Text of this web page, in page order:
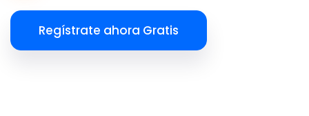
Regístrate ahora Gratis